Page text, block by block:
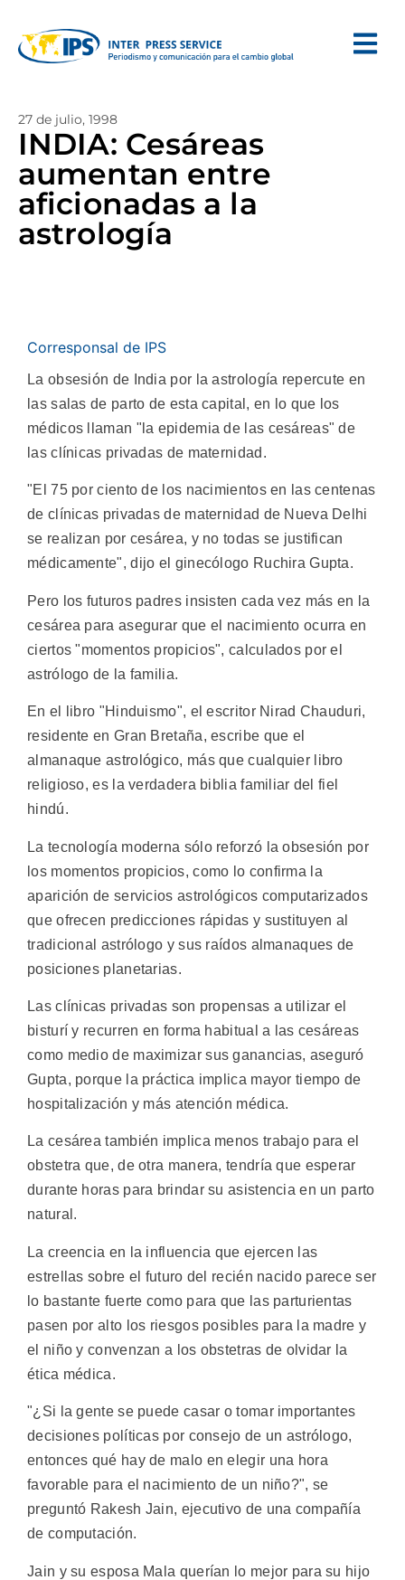
27 de julio, 1998
INDIA: Cesáreas
aumentan entre
aficionadas a la
astrología
Corresponsal de IPS
La obsesión de India por la astrología repercute en
las salas de parto de esta capital, en lo que los
médicos llaman "la epidemia de las cesáreas" de
las clínicas privadas de maternidad.
"El 75 por ciento de los nacimientos en las centenas
de clínicas privadas de maternidad de Nueva Delhi
se realizan por cesárea, y no todas se justifican
médicamente", dijo el ginecólogo Ruchira Gupta.
Pero los futuros padres insisten cada vez más en la
cesárea para asegurar que el nacimiento ocurra en
ciertos "momentos propicios", calculados por el
astrólogo de la familia.
En el libro "Hinduismo", el escritor Nirad Chauduri,
residente en Gran Bretaña, escribe que el
almanaque astrológico, más que cualquier libro
religioso, es la verdadera biblia familiar del fiel
hindú.
La tecnología moderna sólo reforzó la obsesión por
los momentos propicios, como lo confirma la
aparición de servicios astrológicos computarizados
que ofrecen predicciones rápidas y sustituyen al
tradicional astrólogo y sus raídos almanaques de
posiciones planetarias.
Las clínicas privadas son propensas a utilizar el
bisturí y recurren en forma habitual a las cesáreas
como medio de maximizar sus ganancias, aseguró
Gupta, porque la práctica implica mayor tiempo de
hospitalización y más atención médica.
La cesárea también implica menos trabajo para el
obstetra que, de otra manera, tendría que esperar
durante horas para brindar su asistencia en un parto
natural.
La creencia en la influencia que ejercen las
estrellas sobre el futuro del recién nacido parece ser
lo bastante fuerte como para que las parturientas
pasen por alto los riesgos posibles para la madre y
el niño y convenzan a los obstetras de olvidar la
ética médica.
"¿Si la gente se puede casar o tomar importantes
decisiones políticas por consejo de un astrólogo,
entonces qué hay de malo en elegir una hora
favorable para el nacimiento de un niño?", se
preguntó Rakesh Jain, ejecutivo de una compañía
de computación.
Jain y su esposa Mala querían lo mejor para su hijo